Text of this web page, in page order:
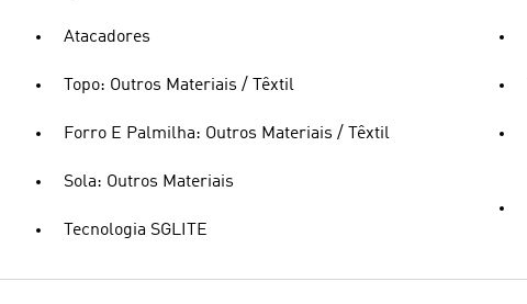
Atacadores
Topo: Outros Materiais / Têxtil
Forro E Palmilha: Outros Materiais / Têxtil
Sola: Outros Materiais
Tecnologia SGLITE